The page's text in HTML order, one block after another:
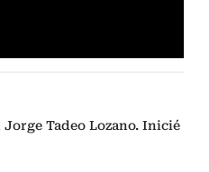
Tadeo Lozano. Inicié